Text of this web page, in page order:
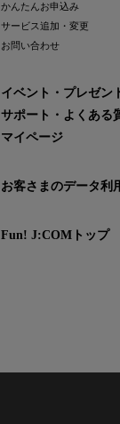
かんたんお申込み
サービス追加・変更
お問い合わせ
イベント・プレゼン
サポート・よくある
マイページ
お客さまのデータ利
Fun! J:COMトップ